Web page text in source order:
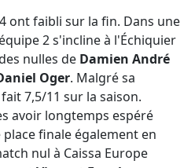
ont faibli sur la fin. Dans une
2 s'incline à l'Échiquier
nulles de Damien André
Oger. Malgré sa
fait 7,5/11 sur la saison.
avoir longtemps espéré
finale également en
nul à Caissa Europe